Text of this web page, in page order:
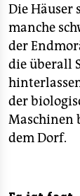
Die Häuser
manche
der
die überall
der
Maschinen
dem Dorf.